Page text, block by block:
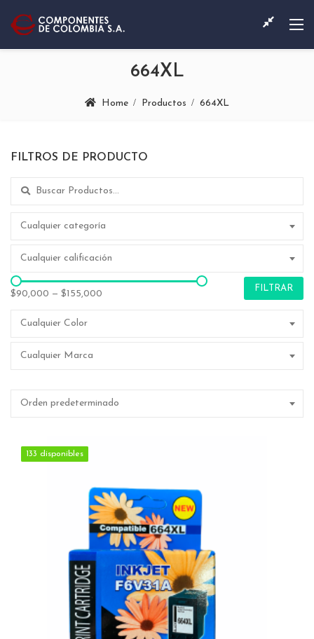
664XL
Home Productos 664XL
FILTROS DE PRODUCTO
Search for:
Cualquier categoría
Cualquier calificación
$90,000 — $155,000
FILTRAR
Cualquier Color
Cualquier Marca
Orden predeterminado
133 disponibles
133 disponibles